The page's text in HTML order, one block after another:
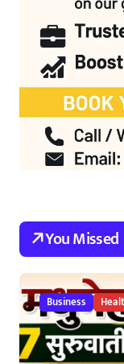
You Missed
Business